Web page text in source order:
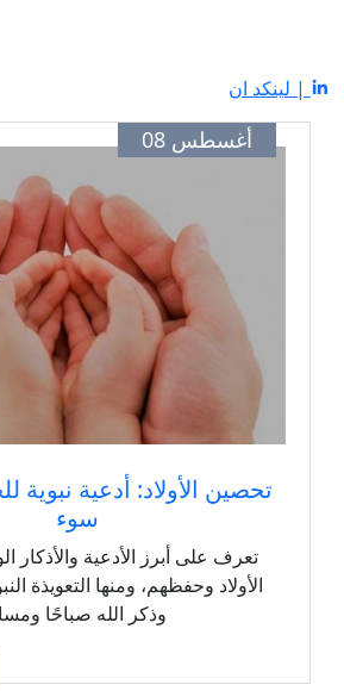
| لينكد ان
أغسطس 08
تحصين الأولاد: أدعية
سوء
تعرف على أبرز الأدعية والأذكار
الأولاد وحفظهم، ومنها التعويذة
وذكر الله صباحًا